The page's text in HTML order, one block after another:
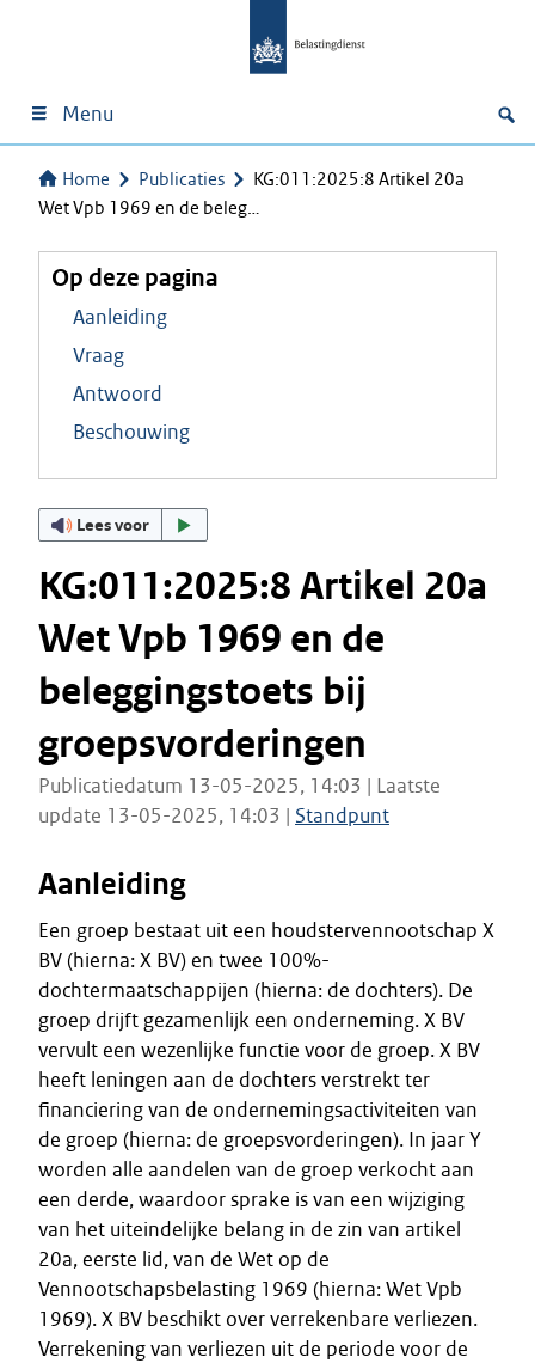
Menu
Home Publicaties
KG:011:2025:8 Artikel 20a
Wet Vpb 1969 en de beleg…
Op deze pagina
Aanleiding
Vraag
Antwoord
Beschouwing
Lees voor
KG:011:2025:8 Artikel 20a
Wet Vpb 1969 en de
beleggingstoets bij
groepsvorderingen
Publicatiedatum 13-05-2025, 14:03 | Laatste
update 13-05-2025, 14:03 | Standpunt
Aanleiding
Een groep bestaat uit een houdstervennootschap X
BV (hierna: X BV) en twee 100%-
dochtermaatschappijen (hierna: de dochters). De
groep drijft gezamenlijk een onderneming. X BV
vervult een wezenlijke functie voor de groep. X BV
heeft leningen aan de dochters verstrekt ter
financiering van de ondernemingsactiviteiten van
de groep (hierna: de groepsvorderingen). In jaar Y
worden alle aandelen van de groep verkocht aan
een derde, waardoor sprake is van een wijziging
van het uiteindelijke belang in de zin van artikel
20a, eerste lid, van de Wet op de
Vennootschapsbelasting 1969 (hierna: Wet Vpb
1969). X BV beschikt over verrekenbare verliezen.
Verrekening van verliezen uit de periode voor de